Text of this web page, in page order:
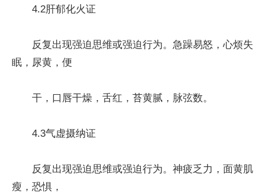
4.2肝郁化火证
反复出现强迫思维或强迫行为。急躁易怒，心烦失
眠，尿黄，便
干，口唇干燥，舌红，苔黄腻，脉弦数。
4.3气虚摄纳证
反复出现强迫思维或强迫行为。神疲乏力，面黄肌
瘦，恐惧，